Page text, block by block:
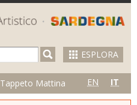
ESPLORA
Tappeto Mattina EN IT